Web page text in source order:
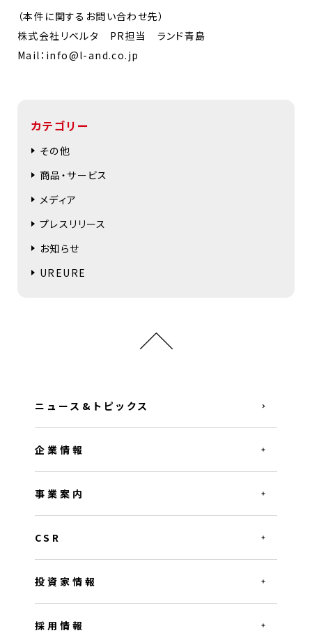
（本件に関するお問い合わせ先）
株式会社リベルタ PR担当 ランド青島
Mail：info@l-and.co.jp
カテゴリー
その他
商品・サービス
メディア
プレスリリース
お知らせ
UREURE
ニュース&トピックス
企業情報
事業案内
CSR
投資家情報
採用情報